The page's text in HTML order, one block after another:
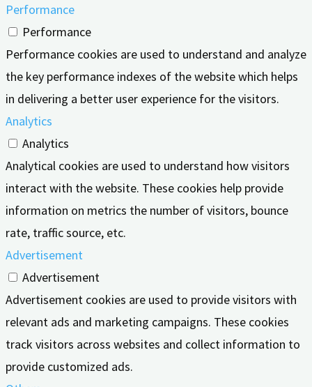
Performance
Performance
Performance cookies are used to understand and analyze
the key performance indexes of the website which helps
in delivering a better user experience for the visitors.
Analytics
Analytics
Analytical cookies are used to understand how visitors
interact with the website. These cookies help provide
information on metrics the number of visitors, bounce
rate, traffic source, etc.
Advertisement
Advertisement
Advertisement cookies are used to provide visitors with
relevant ads and marketing campaigns. These cookies
track visitors across websites and collect information to
provide customized ads.